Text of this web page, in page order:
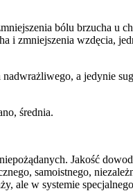
bólu brzucha u
i zmniejszenia wzdęcia,
a jedynie
średnia.
Jakość
samoistnego,
ale w systemie